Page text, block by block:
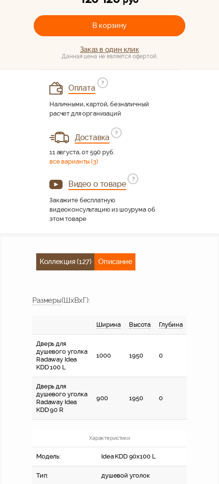
В корзину
Заказ в один клик
Данная цена не является офертой.
Оплата
?
Наличными, картой, безналичный
расчет для организаций
Доставка
?
11 августа, от 590 руб.
все варианты (3)
Видео о товаре
?
Закажите бесплатную
видеоконсультацию из шоурума об
этом товаре
Коллекция (127) Описание
Размеры(ШхВхГ):
Ширина Высота Глубина
Дверь для
душевого уголка
Radaway Idea
KDD 100 L
1000 1950 0
Дверь для
душевого уголка
Radaway Idea
KDD 90 R
900 1950 0
Характеристики
Модель: Idea KDD 90x100 L
Тип: душевой уголок